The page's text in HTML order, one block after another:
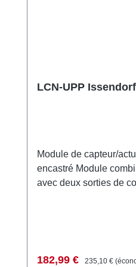
LCN-UPP
Module de capteur/
encastré Module
avec deux sorties de
individuellement 64
Prix de vente :
182,99 € Prix régulier :
235,10 €